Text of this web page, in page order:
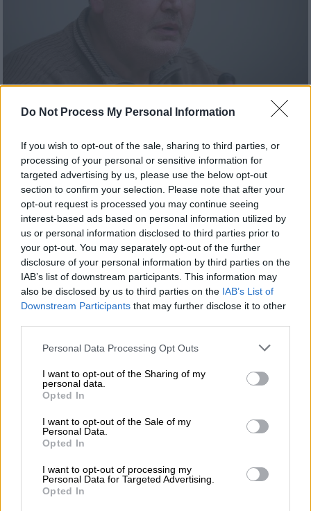
Do Not Process My Personal Information
If you wish to opt-out of the sale, sharing to third parties, or
processing of your personal or sensitive information for
targeted advertising by us, please use the below opt-out
section to confirm your selection. Please note that after your
opt-out request is processed you may continue seeing
interest-based ads based on personal information utilized by
us or personal information disclosed to third parties prior to
your opt-out. You may separately opt-out of the further
disclosure of your personal information by third parties on the
IAB’s list of downstream participants. This information may
also be disclosed by us to third parties on the IAB’s List of
Downstream Participants that may further disclose it to other
Please note that this website/app uses one or more Google
not limited to your visit or usage behaviour. You may click to
grant or deny consent to Google and its third-party tags to
use your data for below specified purposes in below Google
consent section.
Personal Data Processing Opt Outs
I want to opt-out of the Sharing of my
personal data.
Opted In
I want to opt-out of the Sale of my
Personal Data.
Opted In
I want to opt-out of processing my
Personal Data for Targeted Advertising.
Opted In
Πολιτική|10.12.2018 19:21
σαν ιστός αράχνης
Όπως είπε ο ίδιος, απαιτείται να αναληφθεί
άμεσα νομοθετική πρωτοβουλία ώστε όσοι
προσλήφθηκαν με πλαστά πιστοποιητικά
στο Δημόσιο να μην τιμωρούνται με τον
νόμο για τους καταχραστές δημοσίου
χρήματος